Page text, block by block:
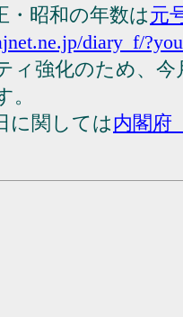
昭和の年数は元
diary_f/
強化のため、今
。
に関しては内閣府